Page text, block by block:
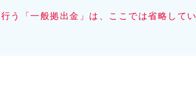
う「一般拠出金」は、ここでは省略してい